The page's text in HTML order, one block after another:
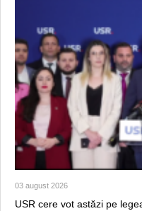
03 august 2026
USR cere vot astăzi pe